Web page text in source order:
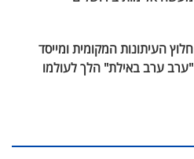
חלוץ העיתונות המקומית ומייסד
"ערב ערב באילת" הלך לעולמו